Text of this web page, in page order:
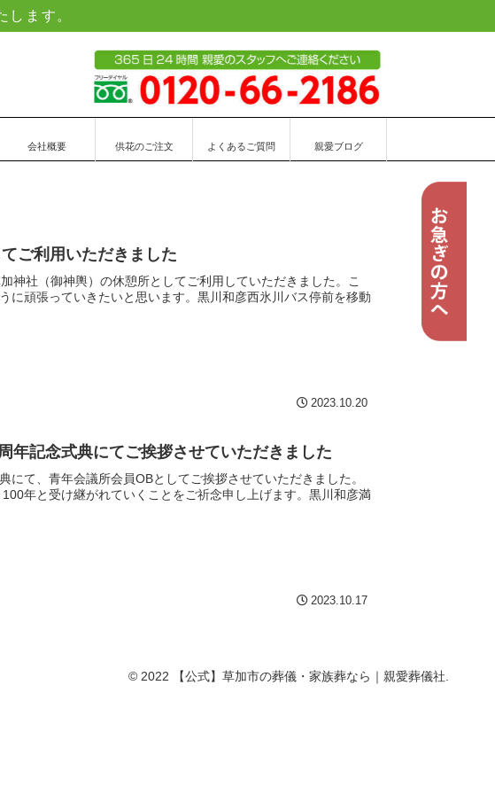
ます。
会社概要 供花のご注文 よくあるご質問 親愛ブログ
ご利用いただきました
神社（御神輿）の休憩所としてご利用していただきました。こ
に頑張っていきたいと思います。黒川和彦西氷川バス停前を移動
2023.10.20
年記念式典にてご挨拶させていただきました
て、青年会議所会員OBとしてご挨拶させていただきました。
年と受け継がれていくことをご祈念申し上げます。黒川和彦満
2023.10.17
© 2022 【公式】草加市の葬儀・家族葬なら｜親愛葬儀社.